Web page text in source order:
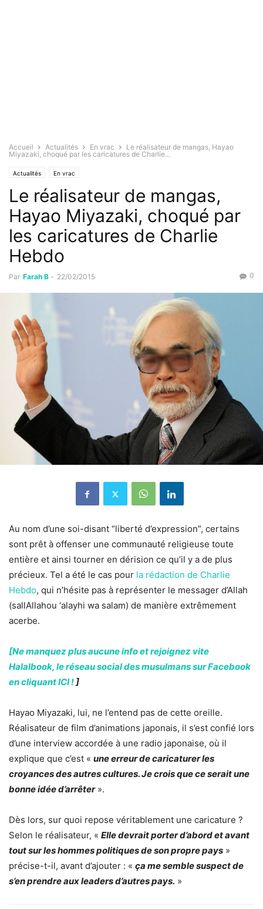
Accueil Actualités En vrac
Le réalisateur de mangas, Hayao
Miyazaki, choqué par les caricatures de Charlie...
Actualités En vrac
Le réalisateur de mangas,
Hayao Miyazaki, choqué par
les caricatures de Charlie
Hebdo
Par Farah B - 22/02/2015 0
Au nom d’une soi-disant “liberté d’expression”, certains
sont prêt à offenser une communauté religieuse toute
entière et ainsi tourner en dérision ce qu’il y a de plus
précieux. Tel a été le cas pour la rédaction de Charlie
Hebdo, qui n’hésite pas à représenter le messager d’Allah
(sallAllahou ‘alayhi wa salam) de manière extrêmement
acerbe.
[Ne manquez plus aucune info et rejoignez vite
Halalbook, le réseau social des musulmans sur Facebook
en cliquant ICI !]
Hayao Miyazaki, lui, ne l’entend pas de cette oreille.
Réalisateur de film d’animations japonais, il s’est confié lors
d’une interview accordée à une radio japonaise, où il
explique que c’est « une erreur de caricaturer les
croyances des autres cultures. Je crois que ce serait une
bonne idée d’arrêter ».
Dès lors, sur quoi repose véritablement une caricature ?
Selon le réalisateur, « Elle devrait porter d’abord et avant
tout sur les hommes politiques de son propre pays »
précise-t-il, avant d’ajouter : « ça me semble suspect de
s’en prendre aux leaders d’autres pays. »